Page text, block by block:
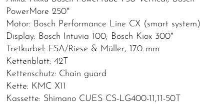
PowerMore 250*
Motor: Bosch Performance Line CX (smart system)
Display: Bosch Intuvia 100; Bosch Kiox 300*
Tretkurbel: FSA/Riese & Müller, 170 mm
Kettenblatt: 42T
Kettenschutz: Chain guard
Kette: KMC X11
Kassette: Shimano CUES CS-LG400-11,11-50T